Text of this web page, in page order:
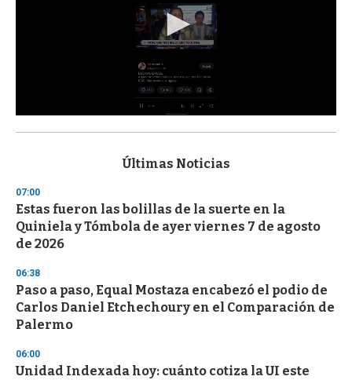
s
d
s
o
f
3
s
e
c
o
n
Últimas Noticias
07:00
Estas fueron las bolillas de la suerte en la
Quiniela y Tómbola de ayer viernes 7 de agosto
de 2026
06:38
Paso a paso, Equal Mostaza encabezó el podio de
Carlos Daniel Etchechoury en el Comparación de
Palermo
06:00
Unidad Indexada hoy: cuánto cotiza la UI este